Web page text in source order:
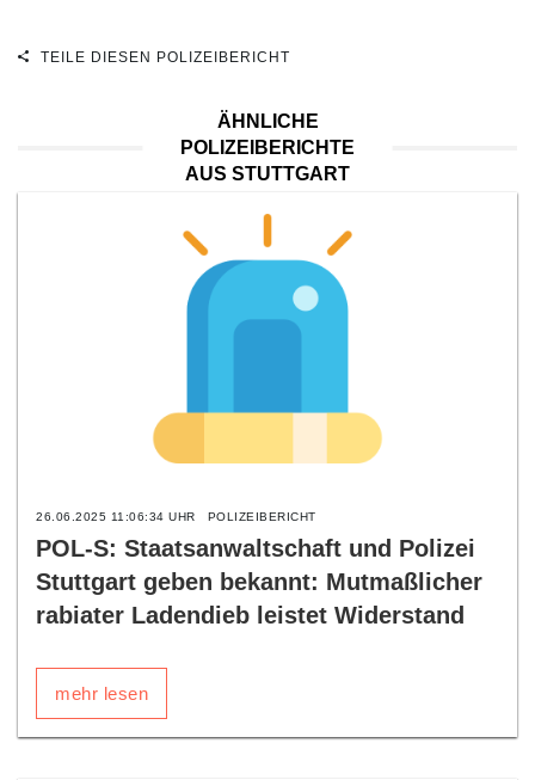
TEILE DIESEN POLIZEIBERICHT
ÄHNLICHE
POLIZEIBERICHTE
AUS STUTTGART
26.06.2025 11:06:34 UHR POLIZEIBERICHT
POL-S: Staatsanwaltschaft und Polizei
Stuttgart geben bekannt: Mutmaßlicher
rabiater Ladendieb leistet Widerstand
mehr lesen